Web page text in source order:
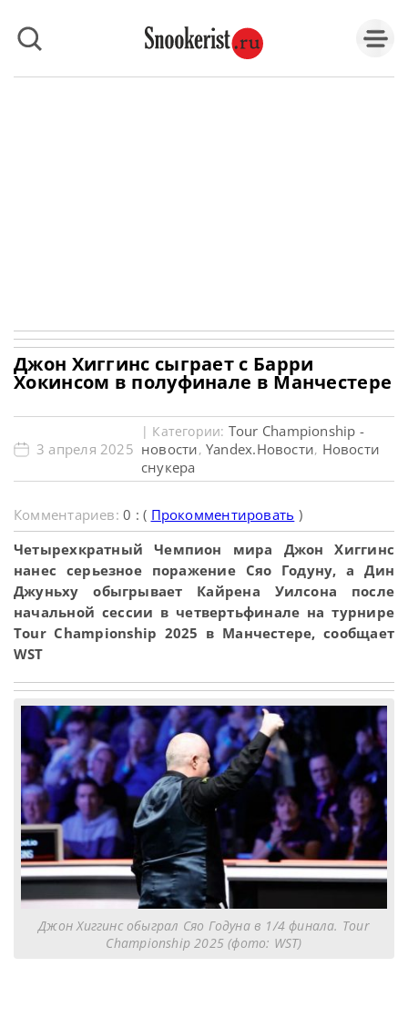
Джон Хиггинс сыграет с Барри
Хокинсом в полуфинале в Манчестере
3 апреля 2025
| Категории: Tour Championship -
новости, Yandex.Новости, Новости
снукера
Комментариев:0 : ( Прокомментировать )
Четырехкратный Чемпион мира Джон Хиггинс
нанес серьезное поражение Сяо Годуну, а Дин
Джуньху обыгрывает Кайрена Уилсона после
начальной сессии в четвертьфинале на турнире
Tour Championship 2025 в Манчестере, сообщает
WST
Джон Хиггинс обыграл Сяо Годуна в 1/4 финала. Tour
Championship 2025 (фото: WST)